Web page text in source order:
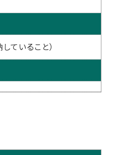
ていること）